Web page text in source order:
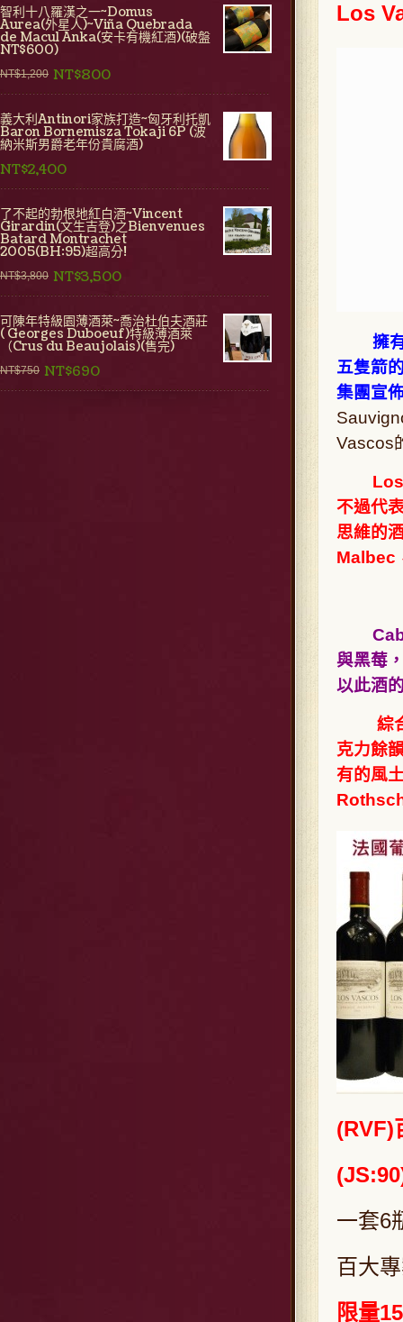
智利十八羅漢之一~Domus
Aurea(外星人)~Viña Quebrada
de Macul Anka(安卡有機紅酒)(破盤
NT$600)
NT$1,200 NT$800
義大利Antinori家族打造~匈牙利托凱
Baron Bornemisza Tokaji 6P (波
納米斯男爵老年份貴腐酒)
NT$2,400
了不起的勃根地紅白酒~Vincent
Girardin(文生吉登)之Bienvenues
Batard Montrachet
2005(BH:95)超高分!
NT$3,800 NT$3,500
可陳年特級園薄酒萊~喬治杜伯夫酒莊
( Georges Duboeuf)特級薄酒萊
（Crus du Beaujolais)(售完)
NT$750 NT$690
Los
擁有
五隻箭
集團宣
Vascos
不過代
思維的
Malbec
與黑莓
以此酒
綜
克力餘
有的風
(RVF)
一套6
百大
限量